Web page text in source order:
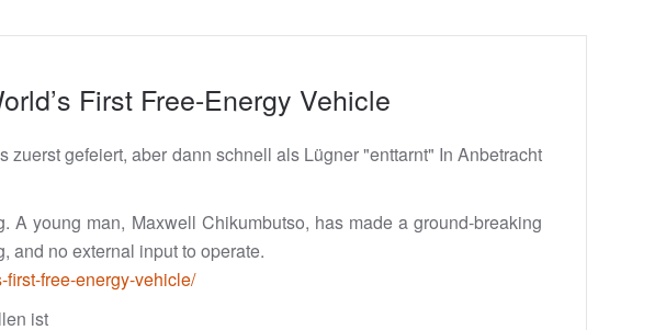
First Free-Energy Vehicle
gefeiert, aber dann schnell als Lügner "enttarnt" In Anbetracht
young man, Maxwell Chikumbutso, has made a ground-breaking
and no external input to operate.
free-energy-vehicle/
ist